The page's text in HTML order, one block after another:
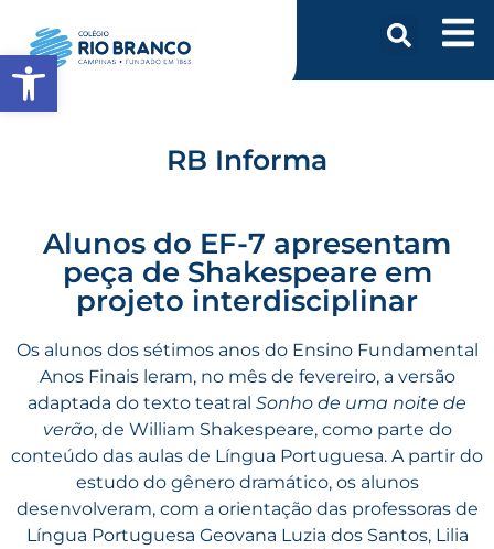
RB Informa
Alunos do EF-7 apresentam
peça de Shakespeare em
projeto interdisciplinar
Os alunos dos sétimos anos do Ensino Fundamental
Anos Finais leram, no mês de fevereiro, a versão
adaptada do texto teatral Sonho de uma noite de
verão, de William Shakespeare, como parte do
conteúdo das aulas de Língua Portuguesa. A partir do
estudo do gênero dramático, os alunos
desenvolveram, com a orientação das professoras de
Língua Portuguesa Geovana Luzia dos Santos, Lilia
Abrir a barra de ferramentas